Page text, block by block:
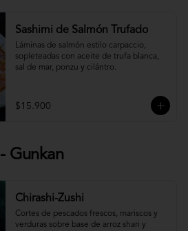
Sashimi de Salmón Trufado
Láminas de salmón estilo carpaccio,
sopleteadas con aceite de trufa blanca,
sal de mar, ponzu y cilántro.
$15.900
Gunkan
Chirashi-Zushi
Cortes de pescados frescos, mariscos y
verduras sobre base de arroz shari y